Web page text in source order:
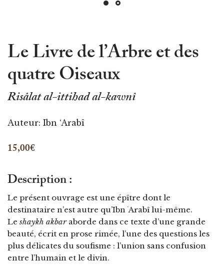
Le Livre de l’Arbre et des
quatre Oiseaux
Risâlat al-ittihad al-kawnî
Auteur: Ibn ‘Arabî
15,00€
Description :
Le présent ouvrage est une épître dont le
destinataire n’est autre qu’Ibn ʿArabî lui-même.
Leshaykh akbaraborde dans ce texte d’une grande
beauté, écrit en prose rimée, l’une des questions les
plus délicates du soufisme : l’union sans confusion
entre l’humain et le divin.